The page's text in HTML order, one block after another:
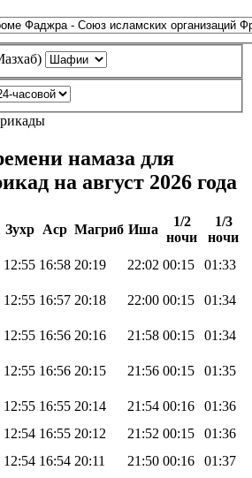
намаза для
на август 2026 года
Зухр Аср Магриб Иша
1/2
ночи
1/3
ночи
12:55 16:58 20:19 22:02 00:15
01:33
12:55 16:57 20:18 22:00 00:15
01:34
12:55 16:56 20:16 21:58 00:15
01:34
12:55 16:56 20:15 21:56 00:15
01:35
12:55 16:55 20:14 21:54 00:16
01:36
12:54 16:55 20:12 21:52 00:15
01:36
12:54 16:54 20:11 21:50 00:16
01:37